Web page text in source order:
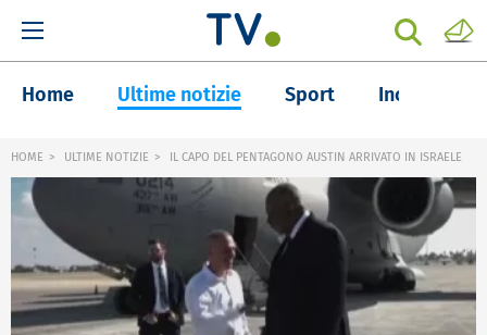
Home Ultime notizie Sport Inchieste
HOME ULTIME NOTIZIE IL CAPO DEL PENTAGONO AUSTIN ARRIVATO IN ISRAELE